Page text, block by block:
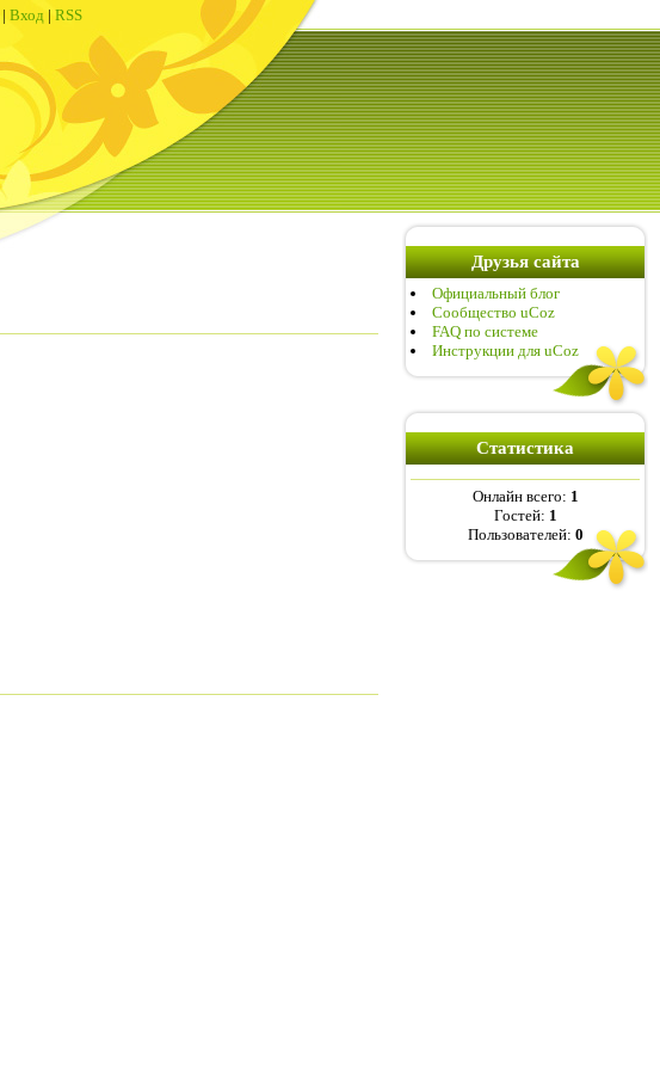
| Вход | RSS
Друзья сайта
Официальный блог
Сообщество uCoz
FAQ по системе
Инструкции для uCoz
Статистика
Онлайн всего: 1
Гостей: 1
Пользователей: 0